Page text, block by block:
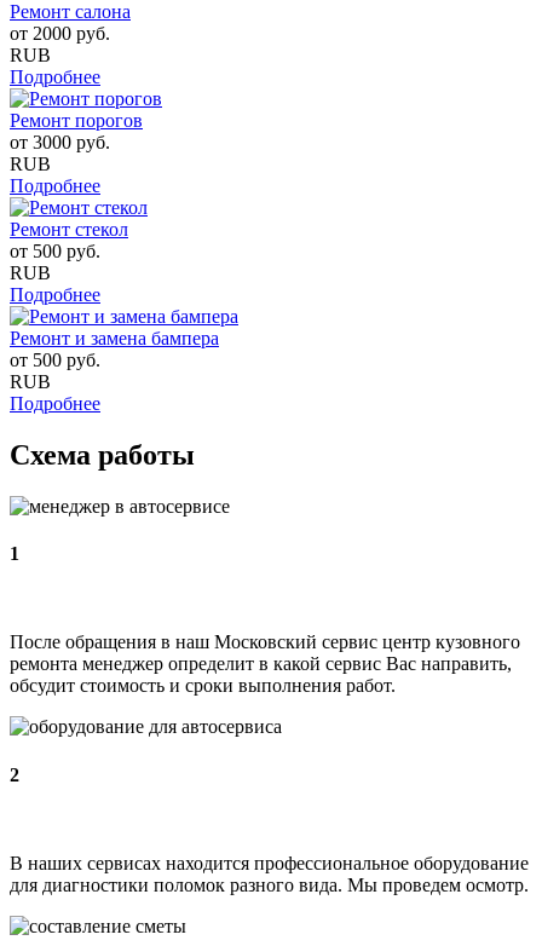
Ремонт салона
от 2000 руб.
RUB
Подробнее
Ремонт порогов
от 3000 руб.
RUB
Подробнее
Ремонт стекол
от 500 руб.
RUB
Подробнее
Ремонт и замена бампера
от 500 руб.
RUB
Подробнее
Схема работы
1
После обращения в наш Московский сервис центр кузовного
ремонта менеджер определит в какой сервис Вас направить,
обсудит стоимость и сроки выполнения работ.
2
В наших сервисах находится профессиональное оборудование
для диагностики поломок разного вида. Мы проведем осмотр.